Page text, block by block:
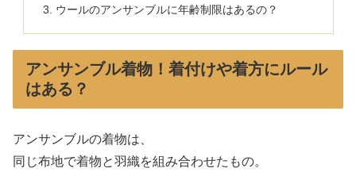
ウールのアンサンブルに年齢制限はあるの？
アンサンブル着物！着付けや着方にルール
はある？
アンサンブルの着物は、
同じ布地で着物と羽織を組み合わせたもの。